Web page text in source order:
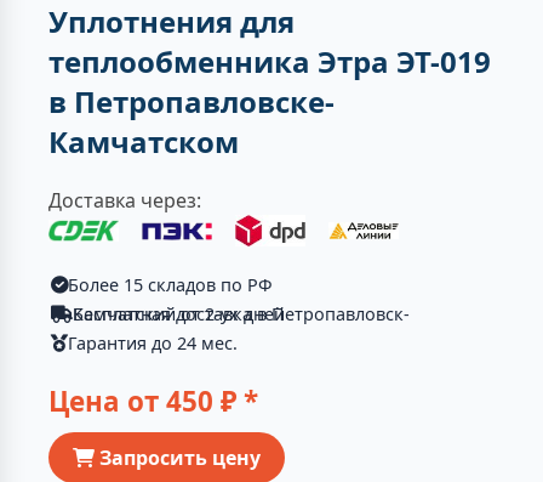
Уплотнения для
теплообменника Этра ЭТ-019
в Петропавловске-
Камчатском
Доставка через:
Более 15 складов по РФ
Бесплатная доставка в Петропавловск-Камчатский от 2-ух дней
Гарантия до 24 мес.
Цена от450 ₽ *
Запросить цену